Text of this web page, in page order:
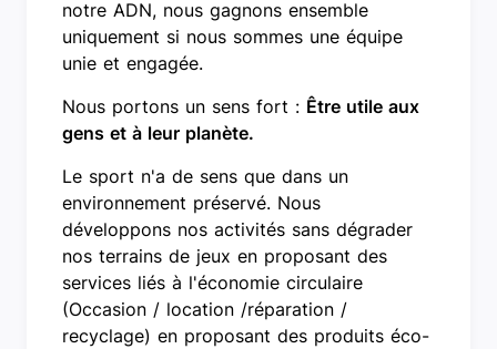
notre ADN, nous gagnons ensemble
uniquement si nous sommes une équipe
unie et engagée.
Nous portons un sens fort : Être utile aux
gens et à leur planète.
Le sport n'a de sens que dans un
environnement préservé. Nous
développons nos activités sans dégrader
nos terrains de jeux en proposant des
services liés à l'économie circulaire
(Occasion / location /réparation /
recyclage) en proposant des produits éco-